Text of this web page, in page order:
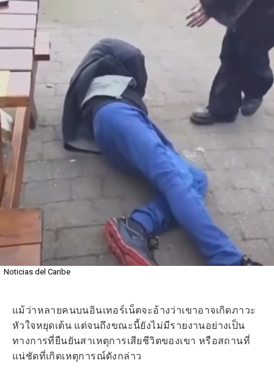
Noticias del Caribe
แม้ว่าหลายคนบนอินเทอร์เน็ตจะอ้างว่าเขาอาจเกิดภาวะ
หัวใจหยุดเต้น แต่จนถึงขณะนี้ยังไม่มีรายงานอย่างเป็น
ทางการที่ยืนยันสาเหตุการเสียชีวิตของเขา หรือสถานที่
แน่ชัดที่เกิดเหตุการณ์ดังกล่าว